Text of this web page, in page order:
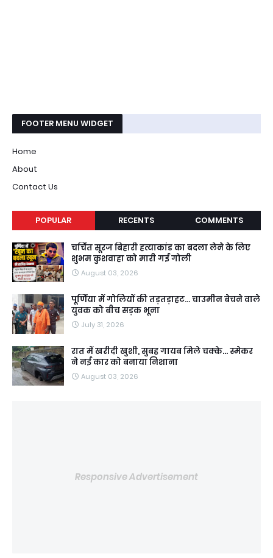
FOOTER MENU WIDGET
Home
About
Contact Us
POPULAR RECENTS COMMENTS
चर्चित सूरज बिहारी हत्याकांड का बदला लेने के लिए
शुभम कुशवाहा को मारी गई गोली
August 03, 2026
पूर्णिया में गोलियों की तड़तड़ाहट... चाउमीन बेचने वाले
युवक को बीच सड़क भूना
July 31, 2026
रात में खरीदी खुशी, सुबह गायब मिले चक्के... स्मेकर
ने नई कार को बनाया निशाना
August 03, 2026
Responsive Advertisement